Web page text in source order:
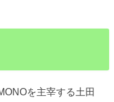
を主宰する土田